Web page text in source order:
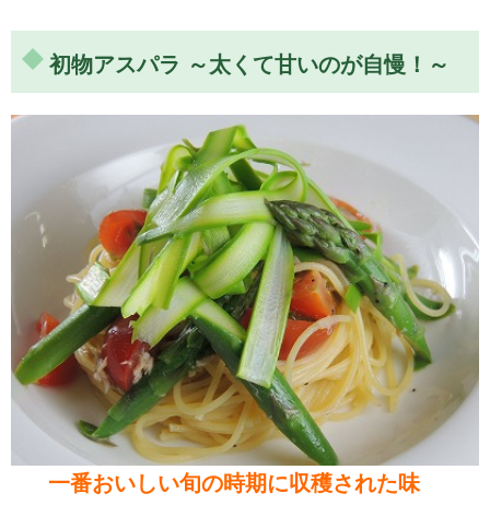
初物アスパラ ～太くて甘いのが自慢！～
一番おいしい旬の時期に収穫された味